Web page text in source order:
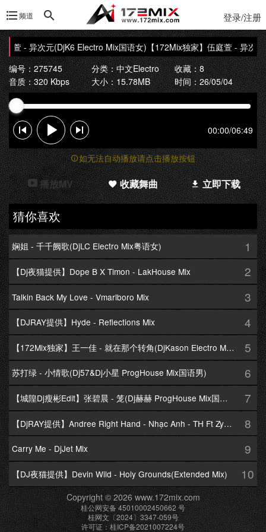
频道 登录/注册
萱 - 异次元(DjK6 Electro Mix国语女)【172Mix独家】伍庭萱 - 异次元
编号：275745
分类：中文Electro
收藏：8
音质：320 Kbps
大小：15.78MB 时间：26/05/04
00:00/06:49
如无法自动播放请点击播放按钮
播放MV 收藏舞曲 立即下载
猜你喜欢
娴姐 - 千千阙歌(DjLC Electro Mix粤语女) 1
【Dj夜猫提供】Dope B X Timon - LakHouse Mix 2
Talkin Back My Love - Vmarlboro Mix 3
【DJRAY提供】Hyde - Reflections Mix 4
【172Mix独家】王一佳 - 就在那个转角(DjKason Electro Mix国语女) 5
苏打绿 - 小情歌(Dj57&Dj小星 ProgHouse Mix国语男) 6
【城隍Dj瘦彬Edit】张碧晨 - 笼(Dj赫赫 ProgHouse Mix国语女) 7
【DjRAY提供】Andree Right Hand - Nhạc Anh - TH Ft Zym Mix 8
Carry Me - DjJet Mix 9
【DJ夜猫提供】Devin Wild - Holy Grounds(Extended Mix) 10
Copyright © 2026 www.172mix.com
桂公网安备 45010002450662 号
桂网文〔2024〕3347-059号
许可证：桂ICP备2021007224号